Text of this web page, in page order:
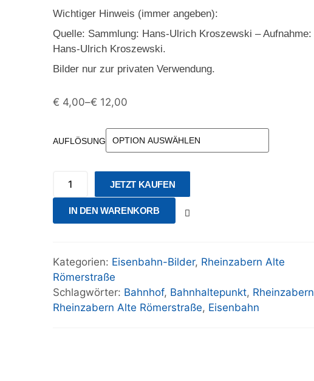
Wichtiger Hinweis (immer angeben):
Quelle: Sammlung: Hans-Ulrich Kroszewski – Aufnahme:
Hans-Ulrich Kroszewski.
Bilder nur zur privaten Verwendung.
€ 4,00–€ 12,00
AUFLÖSUNG
JETZT KAUFEN
IN DEN WARENKORB
Kategorien: Eisenbahn-Bilder, Rheinzabern Alte
Römerstraße
Schlagwörter: Bahnhof, Bahnhaltepunkt, Rheinzabern
Rheinzabern Alte Römerstraße, Eisenbahn